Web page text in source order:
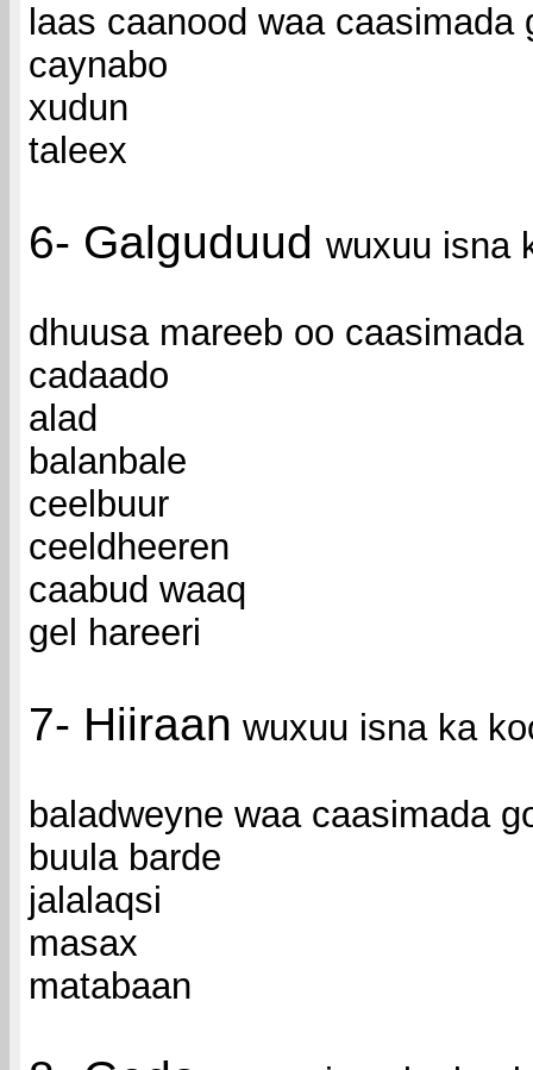
laas caanood waa
caynabo
xudun
taleex
6- Galguduud wuxuu isna
dhuusa mareeb oo
cadaado
alad
balanbale
ceelbuur
ceeldheeren
caabud waaq
gel hareeri
7- Hiiraan wuxuu isna ka
baladweyne waa caasimada
buula barde
jalalaqsi
masax
matabaan